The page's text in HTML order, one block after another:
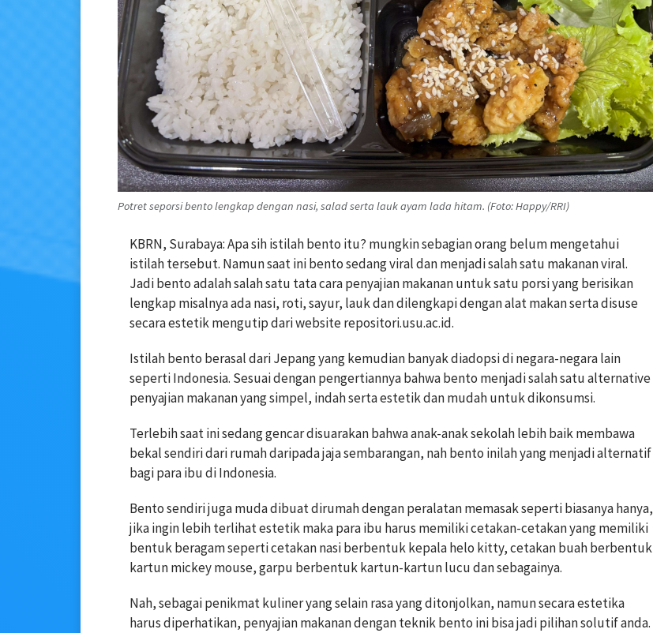
Potret seporsi bento lengkap dengan nasi, salad serta lauk ayam lada hitam. (Foto: Happy/RRI)
KBRN, Surabaya: Apa sih istilah bento itu? mungkin sebagian orang belum mengetahui
istilah tersebut. Namun saat ini bento sedang viral dan menjadi salah satu makanan viral.
Jadi bento adalah salah satu tata cara penyajian makanan untuk satu porsi yang berisikan
lengkap misalnya ada nasi, roti, sayur, lauk dan dilengkapi dengan alat makan serta disuse
secara estetik mengutip dari website repositori.usu.ac.id.
Istilah bento berasal dari Jepang yang kemudian banyak diadopsi di negara-negara lain
seperti Indonesia. Sesuai dengan pengertiannya bahwa bento menjadi salah satu alternative
penyajian makanan yang simpel, indah serta estetik dan mudah untuk dikonsumsi.
Terlebih saat ini sedang gencar disuarakan bahwa anak-anak sekolah lebih baik membawa
bekal sendiri dari rumah daripada jaja sembarangan, nah bento inilah yang menjadi alternatif
bagi para ibu di Indonesia.
Bento sendiri juga muda dibuat dirumah dengan peralatan memasak seperti biasanya hanya,
jika ingin lebih terlihat estetik maka para ibu harus memiliki cetakan-cetakan yang memiliki
bentuk beragam seperti cetakan nasi berbentuk kepala helo kitty, cetakan buah berbentuk
kartun mickey mouse, garpu berbentuk kartun-kartun lucu dan sebagainya.
Nah, sebagai penikmat kuliner yang selain rasa yang ditonjolkan, namun secara estetika
harus diperhatikan, penyajian makanan dengan teknik bento ini bisa jadi pilihan solutif anda.